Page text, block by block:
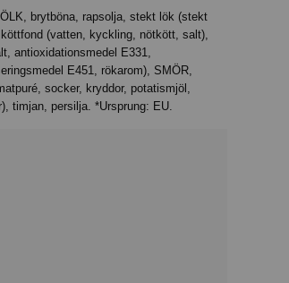
(vatten, kyckling, nötkött, salt),
antioxidationsmedel E331,
E451, rökarom), SMÖR,
socker, kryddor, potatismjöl,
timjan, persilja. *Ursprung: EU.